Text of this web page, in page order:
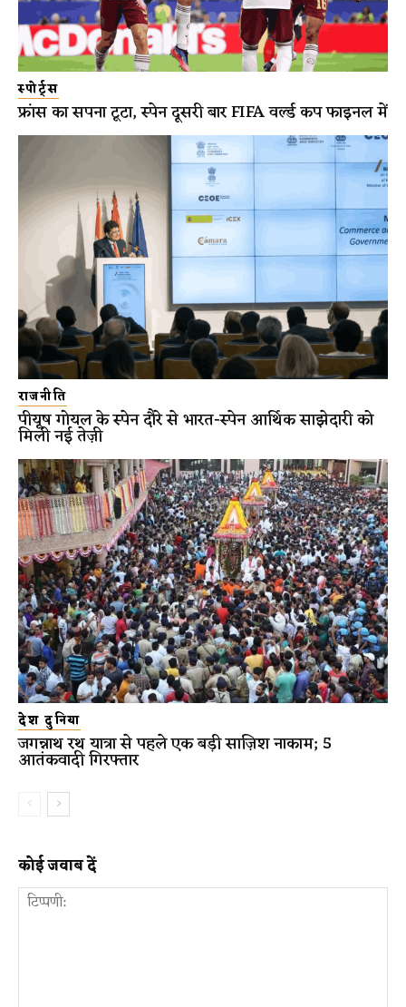
स्पोर्ट्स
फ्रांस का सपना टूटा, स्पेन दूसरी बार FIFA वर्ल्ड कप फाइनल में
राजनीति
पीयूष गोयल के स्पेन दौरे से भारत-स्पेन आर्थिक साझेदारी को
मिली नई तेज़ी
देश दुनिया
जगन्नाथ रथ यात्रा से पहले एक बड़ी साज़िश नाकाम; 5
आतंकवादी गिरफ्तार
कोई जवाब दें